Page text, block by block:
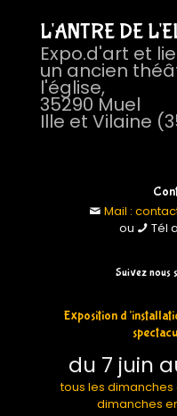
L'ANTRE DE
Expo.d'art et
un ancien
l'église,
35290 Muel
Ille et Vilaine
Mail :
ou
Tél
Suivez nous
Exposition
du 7 juin
tous les
dimanches